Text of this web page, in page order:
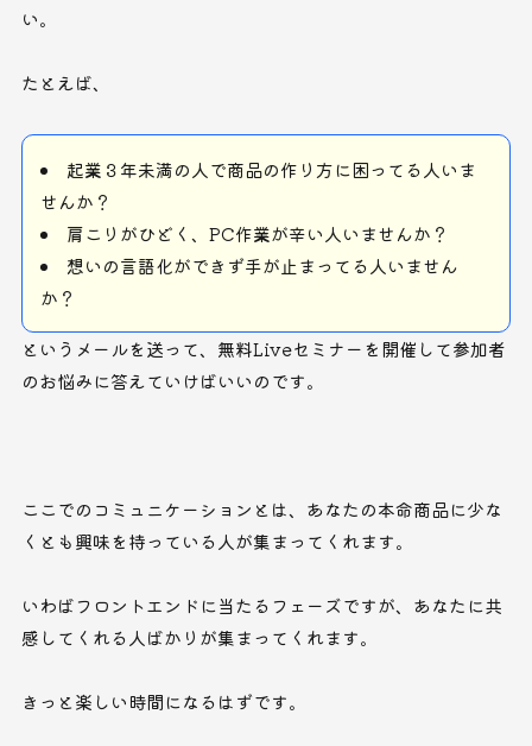
い。
たとえば、
起業３年未満の人で商品の作り方に困ってる人いま
せんか？
肩こりがひどく、PC作業が辛い人いませんか？
想いの言語化ができず手が止まってる人いません
か？
というメールを送って、無料Liveセミナーを開催して参加者
のお悩みに答えていけばいいのです。
ここでのコミュニケーションとは、あなたの本命商品に少な
くとも興味を持っている人が集まってくれます。
いわばフロントエンドに当たるフェーズですが、あなたに共
感してくれる人ばかりが集まってくれます。
きっと楽しい時間になるはずです。